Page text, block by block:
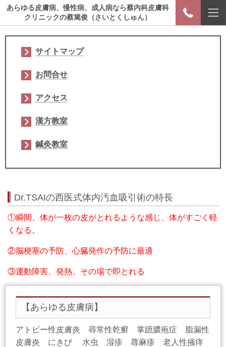
あらゆる皮膚病、慢性病、成人病なら蔡内科皮膚科
クリニックの蔡篤俊（さいとくしゅん）
サイトマップ
お問合せ
アクセス
漢方教室
鍼灸教室
Dr.TSAIの西医式体内汚血吸引術の特長
①瞬間、体が一枚の皮がとれるような感じ、体がすごく軽
くなる。
②脳梗塞の予防、心臓発作の予防に最適
③運動障害、発熱、その場で即とれる
【あらゆる皮膚病】
アトピー性皮膚炎 尋常性乾癬 掌蹠膿疱症 脂漏性
皮膚炎 にきび 水虫 湿疹 蕁麻疹 老人性掻痒